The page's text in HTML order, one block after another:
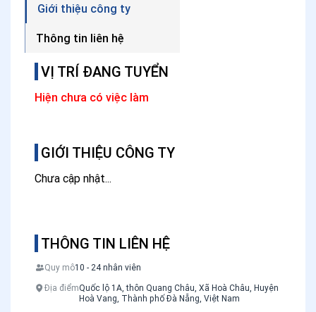
VỊ TRÍ ĐANG TUYỂN
Hiện chưa có việc làm
GIỚI THIỆU CÔNG TY
Chưa cập nhật...
THÔNG TIN LIÊN HỆ
Quy mô10 - 24 nhân viên
Địa điểmQuốc lộ 1A, thôn Quang Châu, Xã Hoà Châu, Huyện
Hoà Vang, Thành phố Đà Nẵng, Việt Nam
Giới thiệu công ty
Thông tin liên hệ